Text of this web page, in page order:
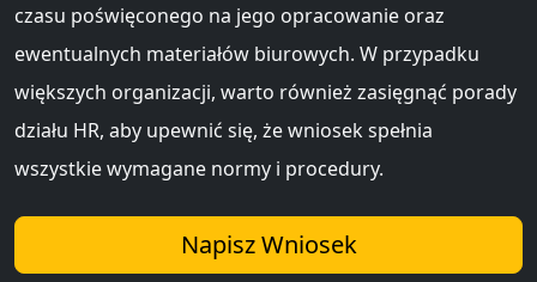
czasu poświęconego na jego opracowanie oraz
ewentualnych materiałów biurowych. W przypadku
większych organizacji, warto również zasięgnąć porady
działu HR, aby upewnić się, że wniosek spełnia
wszystkie wymagane normy i procedury.
Napisz Wniosek